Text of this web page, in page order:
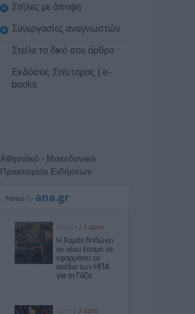
Στήλες με άποψη
Συνεργασίες αναγνωστών
Στείλε το δικό σου άρθρο
Εκδόσεις Στέντορας | e-
books
Αθηναϊκό - Μακεδονικό
Πρακτορείο Ειδήσεων